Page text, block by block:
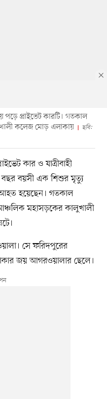
পড়ে প্রাইভেট কারটি। গতকাল
কলেজ মোড় এলাকায়
ছবি:
কার ও যাত্রীবাহী
বছর বয়সী এক শিশুর মৃত্যু
হয়েছেন। গতকাল
আঞ্চলিক মহাসড়কের কালুখালী
সে ফরিদপুরের
জয় আগরওয়ালার ছেলে।